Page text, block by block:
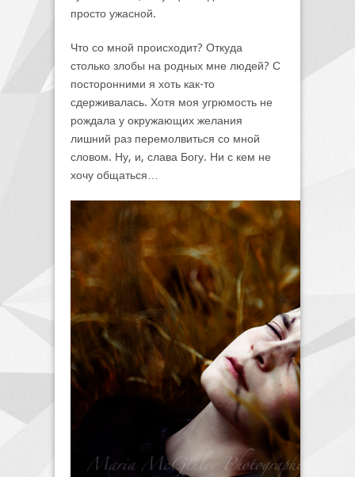
просто ужасной.
Что со мной происходит? Откуда
столько злобы на родных мне людей? С
посторонними я хоть как-то
сдерживалась. Хотя моя угрюмость не
рождала у окружающих желания
лишний раз перемолвиться со мной
словом. Ну, и, слава Богу. Ни с кем не
хочу общаться…